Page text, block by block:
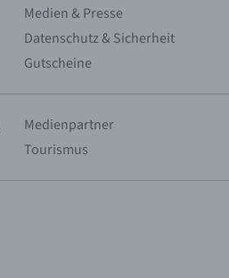
Medien & Presse
Datenschutz & Sicherheit
Gutscheine
Medienpartner
Tourismus